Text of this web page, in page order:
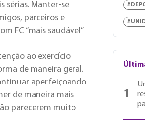
sérias. Manter-se
parceiros e
FC “mais saudável”
ao exercício
de maneira geral.
aperfeiçoando
de maneira mais
parecerem muito
1